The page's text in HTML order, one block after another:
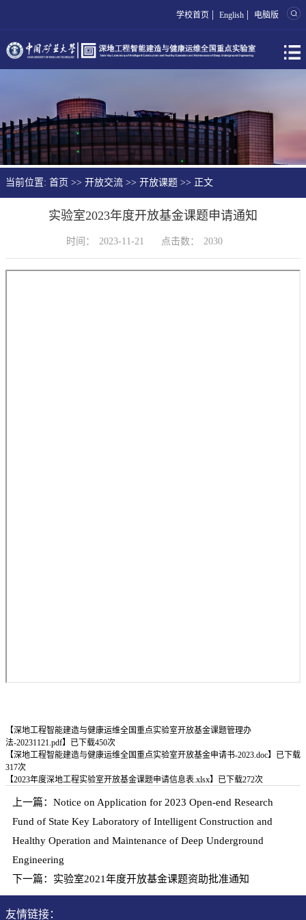
学校首页 | English | 电脑版
当前位置: 首页 >> 开放交流 >> 开放课题 >> 正文
实验室2023年度开放基金课题申请通知
时间： 2023-11-21 点击数： 2030
【深地工程智能建造与健康运维全国重点实验室开放基金课题管理办
法-20231121.pdf】已下载450次
【深地工程智能建造与健康运维全国重点实验室开放基金申请书-2023.doc】已下载
317次
【2023年度深地工程实验室开放基金课题申请信息表.xlsx】已下载272次
上一篇： Notice on Application for 2023 Open-end Research
Fund of State Key Laboratory of Intelligent Construction and
Healthy Operation and Maintenance of Deep Underground
Engineering
下一篇： 实验室2021年度开放基金课题资助批准通知
友情链接：